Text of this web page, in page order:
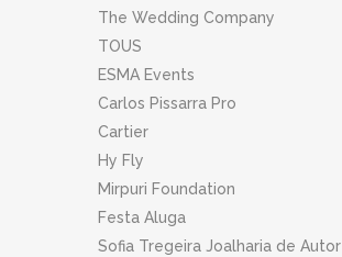
The Wedding Company
TOUS
ESMA Events
Carlos Pissarra Pro
Cartier
Hy Fly
Mirpuri Foundation
Festa Aluga
Sofia Tregeira Joalharia de Autor